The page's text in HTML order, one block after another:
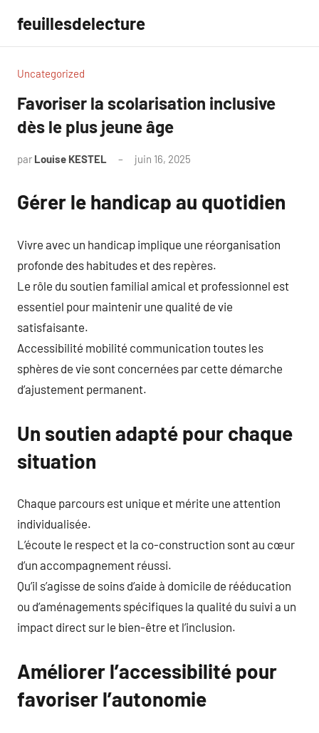
contenu
feuillesdelecture
Uncategorized
Favoriser la scolarisation inclusive
dès le plus jeune âge
par Louise KESTEL juin 16, 2025
Gérer le handicap au quotidien
Vivre avec un handicap implique une réorganisation
profonde des habitudes et des repères.
Le rôle du soutien familial amical et professionnel est
essentiel pour maintenir une qualité de vie
satisfaisante.
Accessibilité mobilité communication toutes les
sphères de vie sont concernées par cette démarche
d’ajustement permanent.
Un soutien adapté pour chaque
situation
Chaque parcours est unique et mérite une attention
individualisée.
L’écoute le respect et la co-construction sont au cœur
d’un accompagnement réussi.
Qu’il s’agisse de soins d’aide à domicile de rééducation
ou d’aménagements spécifiques la qualité du suivi a un
impact direct sur le bien-être et l’inclusion.
Améliorer l’accessibilité pour
favoriser l’autonomie